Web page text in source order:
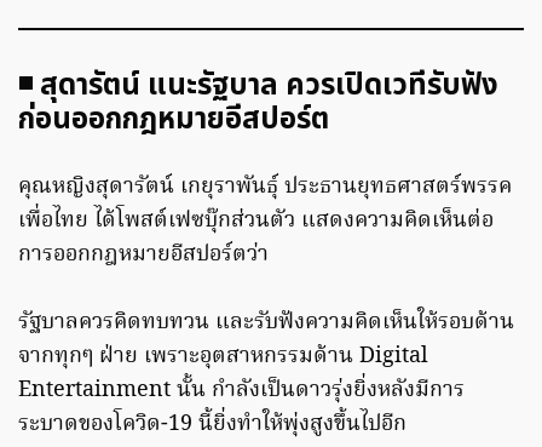
◾ สุดารัตน์ แนะรัฐบาล ควรเปิดเวทีรับฟัง
ก่อนออกกฎหมายอีสปอร์ต
คุณหญิงสุดารัตน์ เกยุราพันธุ์ ประธานยุทธศาสตร์พรรค
เพื่อไทย ได้โพสต์เฟซบุ๊กส่วนตัว แสดงความคิดเห็นต่อ
การออกกฎหมายอีสปอร์ตว่า
รัฐบาลควรคิดทบทวน และรับฟังความคิดเห็นให้รอบด้าน
จากทุกๆ ฝ่าย เพราะอุตสาหกรรมด้าน Digital
Entertainment นั้น กำลังเป็นดาวรุ่งยิ่งหลังมีการ
ระบาดของโควิด-19 นี้ยิ่งทำให้พุ่งสูงขึ้นไปอีก